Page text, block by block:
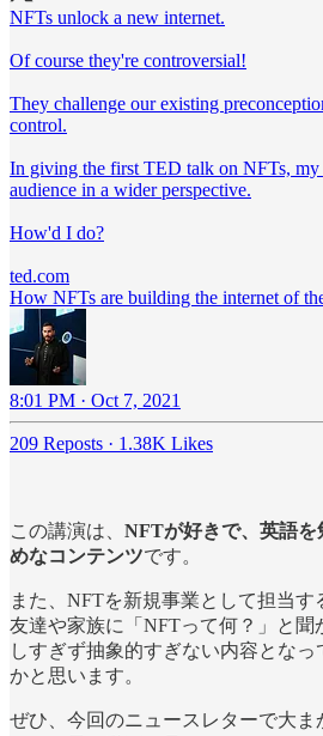
NFTs unlock a new internet.
Of course they're controversial!
They challenge our existing
control.
In giving the first TED talk on NFTs, my
audience in a wider perspective.
How'd I do?
ted.com
How NFTs are building the internet of
8:01 PM · Oct 7, 2021
209 Reposts · 1.38K Likes
この講演は、 NFTが好きで、英語
めなコンテンツです。
また、NFTを新規事業として担当す
友達や家族に「NFTって何？」と聞
しすぎず抽象的すぎない内容とな
かと思います。
ぜひ、今回のニュースレターで大